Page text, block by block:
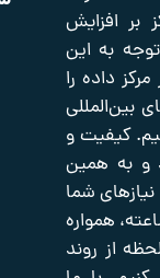
صفحه
اصلی
فروشگاه
درباره
ما
تماس
با
ما
بانک
مقالات
اکتیو
شبکه
تایم
سرور
پسیو
شبکه
حفاظت
پیرامونی